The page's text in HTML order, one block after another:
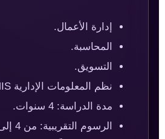
إدارة الأعمال.
المحاسبة.
التسويق.
نظم المعلومات الإدارية MIS.
مدة الدراسة: 4 سنوات.